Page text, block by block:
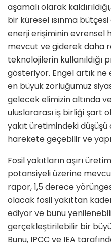
aşamalı olarak
bir küresel ısınma
enerji erişiminin evrensel
mevcut ve giderek daha
teknolojilerin
gösteriyor. Engel artık
en büyük zorluğumuz
gelecek elimizin altında
uluslararası iş birliği şart
yakıt üretimindeki
harekete geçebilir ve
Fosil yakıtların aşırı
potansiyeli üzerine
rapor, 1,5 derece
olacak fosil yakıttan
ediyor ve bunu
gerçekleştirilebilir bir
Bunu, IPCC ve IEA